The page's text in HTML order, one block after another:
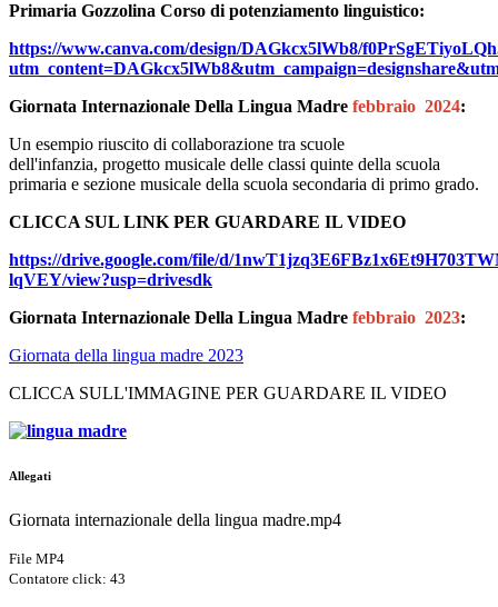
Primaria Gozzolina Corso di potenziamento linguistico:
https://www.canva.com/design/DAGkcx5lWb8/
Giornata Internazionale Della Lingua Madre febbraio 2024:
Un esempio riuscito di collaborazione tra scuole
dell'infanzia, progetto musicale delle classi quinte della scuola
primaria e sezione musicale della scuola secondaria di primo grado.
CLICCA SUL LINK PER GUARDARE IL VIDEO
https://drive.google.com/file/d/
lqVEY/view?usp=drivesdk
Giornata Internazionale Della Lingua Madre febbraio 2023:
Giornata della lingua madre 2023
CLICCA SULL'IMMAGINE PER GUARDARE IL VIDEO
Allegati
Giornata internazionale della lingua madre.mp4
File MP4
Contatore click: 43